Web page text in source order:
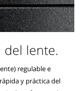
lente.
regulable e
y práctica del